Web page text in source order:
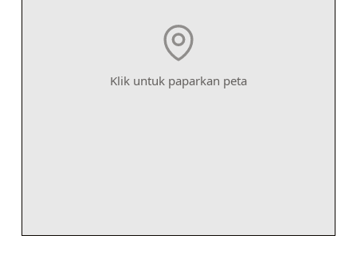
Klik untuk paparkan peta